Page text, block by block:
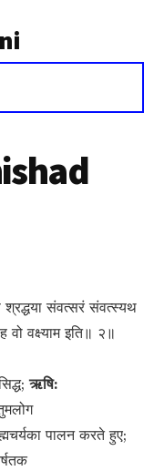
संवत्सरं संवत्स्यथ
वो वक्ष्याम इति॥ २॥
ऋषि:
पालन करते हुए;